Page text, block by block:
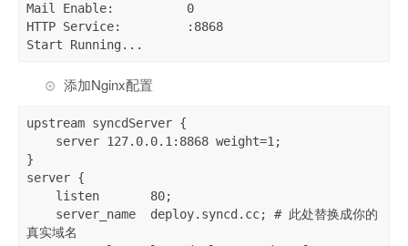
Mail Enable:          0
HTTP Service:         :8868
Start Running...
添加Nginx配置
upstream syncdServer {
}
server {
真实域名